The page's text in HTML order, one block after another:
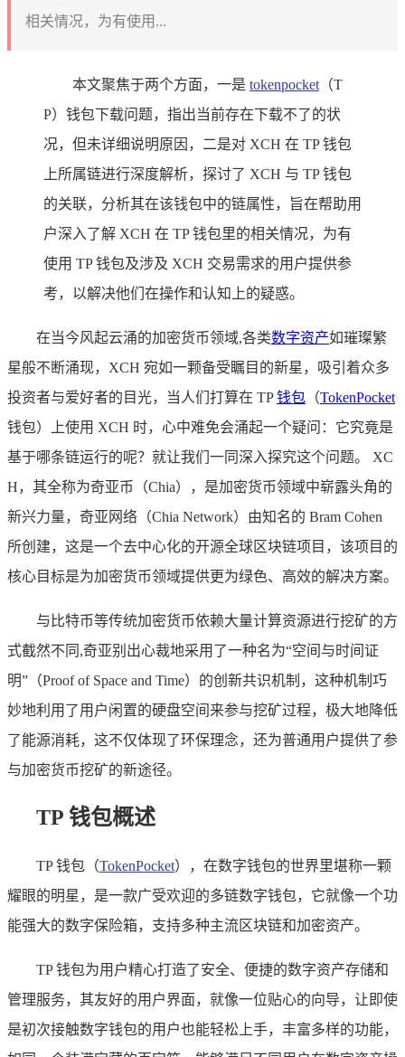
相关情况，为有使用...
本文聚焦于两个方面，一是 tokenpocket （T
P）钱包下载问题，指出当前存在下载不了的状
况，但未详细说明原因，二是对 XCH 在 TP 钱包
上所属链进行深度解析，探讨了 XCH 与 TP 钱包
的关联，分析其在该钱包中的链属性，旨在帮助用
户深入了解 XCH 在 TP 钱包里的相关情况，为有
使用 TP 钱包及涉及 XCH 交易需求的用户提供参
考，以解决他们在操作和认知上的疑惑。
在当今风起云涌的加密货币领域,各类数字资产如璀璨繁
星般不断涌现，XCH 宛如一颗备受瞩目的新星，吸引着众多
投资者与爱好者的目光，当人们打算在 TP钱包 （TokenPocket
钱包）上使用 XCH 时，心中难免会涌起一个疑问：它究竟是
基于哪条链运行的呢？就让我们一同深入探究这个问题。 XC
H，其全称为奇亚币（Chia），是加密货币领域中崭露头角的
新兴力量，奇亚网络（Chia Network）由知名的 Bram Cohen
所创建，这是一个去中心化的开源全球区块链项目，该项目的
核心目标是为加密货币领域提供更为绿色、高效的解决方案。
与比特币等传统加密货币依赖大量计算资源进行挖矿的方
式截然不同,奇亚别出心裁地采用了一种名为“空间与时间证
明”（Proof of Space and Time）的创新共识机制，这种机制巧
妙地利用了用户闲置的硬盘空间来参与挖矿过程，极大地降低
了能源消耗，这不仅体现了环保理念，还为普通用户提供了参
与加密货币挖矿的新途径。
TP 钱包概述
TP 钱包（TokenPocket），在数字钱包的世界里堪称一颗
耀眼的明星，是一款广受欢迎的多链数字钱包，它就像一个功
能强大的数字保险箱，支持多种主流区块链和加密资产。
TP 钱包为用户精心打造了安全、便捷的数字资产存储和
管理服务，其友好的用户界面，就像一位贴心的向导，让即使
是初次接触数字钱包的用户也能轻松上手，丰富多样的功能，